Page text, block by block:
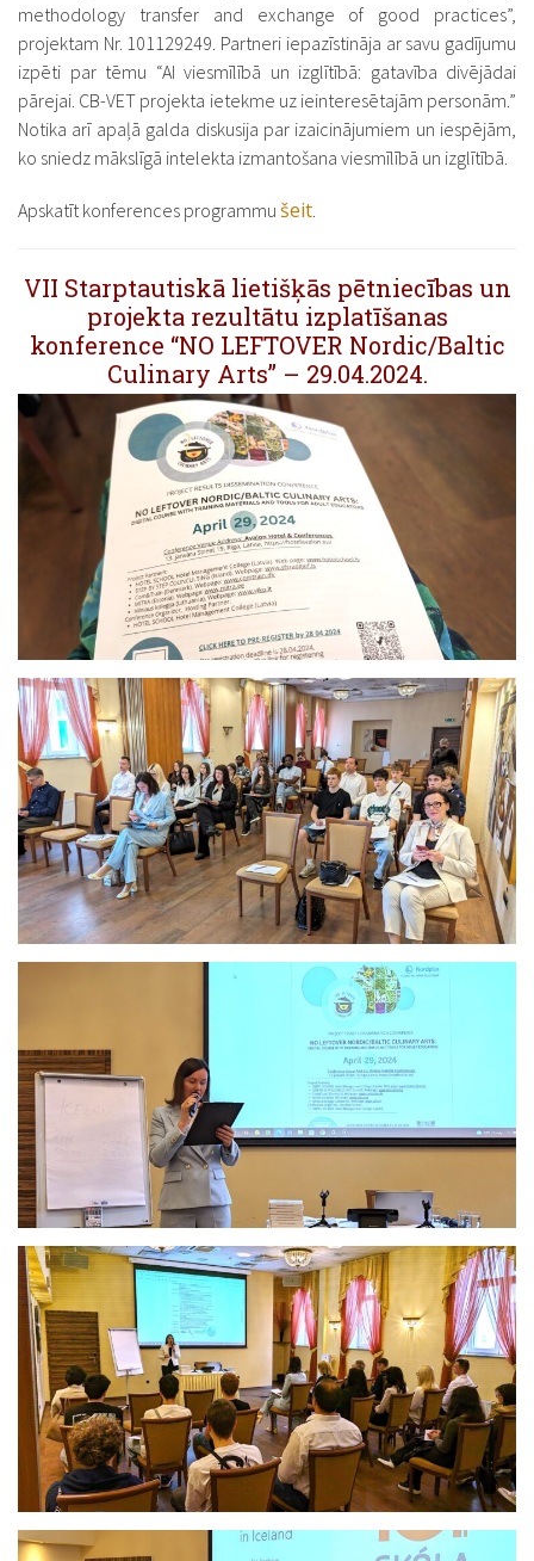
methodology transfer and exchange of good practices”,
projektam Nr. 101129249. Partneri iepazīstināja ar savu gadījumu
izpēti par tēmu “AI viesmīlībā un izglītībā: gatavība divējādai
pārejai. CB-VET projekta ietekme uz ieinteresētajām personām.”
Notika arī apaļā galda diskusija par izaicinājumiem un iespējām,
ko sniedz mākslīgā intelekta izmantošana viesmīlībā un izglītībā.
Apskatīt konferences programmu šeit
VII Starptautiskā lietišķās pētniecības un
projekta rezultātu izplatīšanas
konference “NO LEFTOVER Nordic/Baltic
Culinary Arts” – 29.04.2024.